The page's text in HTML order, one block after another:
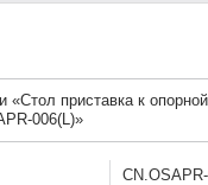
«Стол приставка к
006(L)»